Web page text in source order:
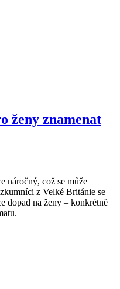
ženy znamenat
náročný, což se může
z Velké Británie se
dopad na ženy –⁠ konkrétně